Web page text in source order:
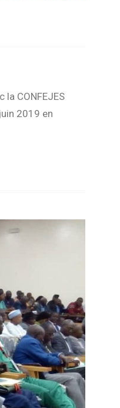
CONFEJES
2019 en